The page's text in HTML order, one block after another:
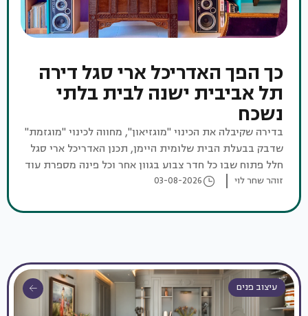
כך הפך האדריכל ארי סגל דירה
תל אביבית ישנה לבית בלתי
נשכח
בדירה שקיבלה את הכינוי "מוגזיאון", מחווה לכינוי "מוגזמת"
שדבק בבעלת הבית שלומית היימן, תכנן האדריכל ארי סגל
חלל פתוח שבו כל חדר צבוע בגוון אחר וכל פינה מספרת עוד
סיפור
זוהר שחר לוי 03-08-2026
עיצוב פנים